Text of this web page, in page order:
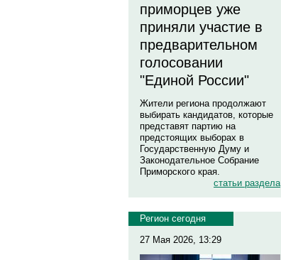
приморцев уже
приняли участие в
предварительном
голосовании
"Единой России"
Жители региона продолжают
выбирать кандидатов, которые
представят партию на
предстоящих выборах в
Государственную Думу и
Законодательное Собрание
Приморского края.
статьи раздела
Регион сегодня
27 Мая 2026, 13:29